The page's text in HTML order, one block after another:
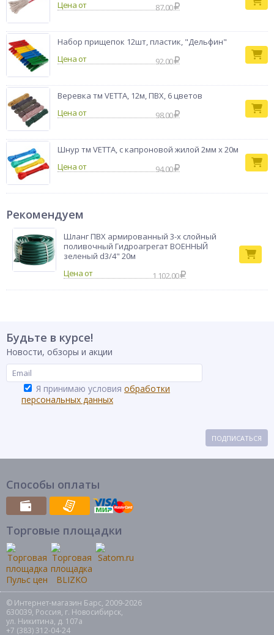
Цена от
87.00
Набор прищепок 12шт, пластик, "Дельфин"
Цена от
92.00
Веревка тм VETTA, 12м, ПВХ, 6 цветов
Цена от
98.00
Шнур тм VETTA, с капроновой жилой 2мм х 20м
Цена от
94.00
Рекомендуем
Шланг ПВХ армированный 3-х слойный
поливочный Гидроагрегат ВОЕННЫЙ
зеленый d3/4" 20м
1 102.00
Будьте в курсе!
Новости, обзоры и акции
Я принимаю условия обработки
персональных данных
ПОДПИСАТЬСЯ
Способы оплаты
Торговые площадки
© Интернет-магазин Барс, 2009-2026
630039, Россия, г. Новосибирск,
ул. Никитина, д. 107а
+7 (383) 312-04-24